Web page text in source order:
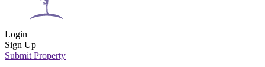
Login
Sign Up
Submit Property